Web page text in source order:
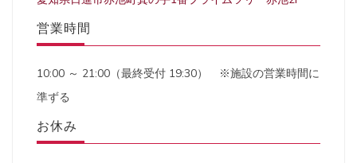
営業時間
10:00 ～ 21:00（最終受付 19:30） ※施設の営業時間に
準ずる
お休み